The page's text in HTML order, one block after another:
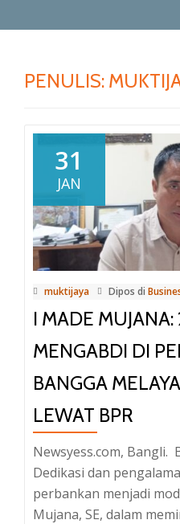
PENULIS:
31
JAN
muktijaya Dipos di
I MADE
MENGABDI DI
BANGGA
LEWAT BPR
Newsyess.com, Bangli.
Dedikasi dan
perbankan menjadi
Mujana, SE, dalam